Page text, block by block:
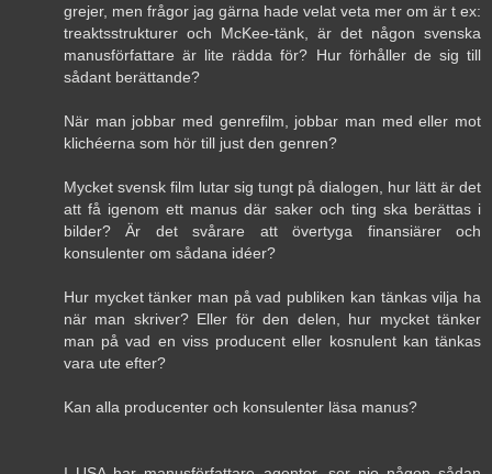
grejer, men frågor jag gärna hade velat veta mer om är t ex:
treaktsstrukturer och McKee-tänk, är det någon svenska
manusförfattare är lite rädda för? Hur förhåller de sig till
sådant berättande?
När man jobbar med genrefilm, jobbar man med eller mot
klichéerna som hör till just den genren?
Mycket svensk film lutar sig tungt på dialogen, hur lätt är det
att få igenom ett manus där saker och ting ska berättas i
bilder? Är det svårare att övertyga finansiärer och
konsulenter om sådana idéer?
Hur mycket tänker man på vad publiken kan tänkas vilja ha
när man skriver? Eller för den delen, hur mycket tänker
man på vad en viss producent eller kosnulent kan tänkas
vara ute efter?
Kan alla producenter och konsulenter läsa manus?